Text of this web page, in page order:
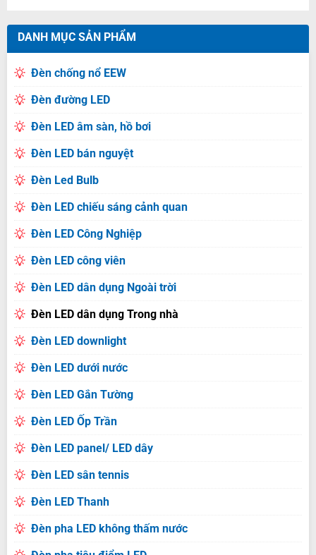
DANH MỤC SẢN PHẨM
Đèn chống nổ EEW
Đèn đường LED
Đèn LED âm sàn, hồ bơi
Đèn LED bán nguyệt
Đèn Led Bulb
Đèn LED chiếu sáng cảnh quan
Đèn LED Công Nghiệp
Đèn LED công viên
Đèn LED dân dụng Ngoài trời
Đèn LED dân dụng Trong nhà
Đèn LED downlight
Đèn LED dưới nước
Đèn LED Gắn Tường
Đèn LED Ốp Trần
Đèn LED panel/ LED dây
Đèn LED sân tennis
Đèn LED Thanh
Đèn pha LED không thấm nước